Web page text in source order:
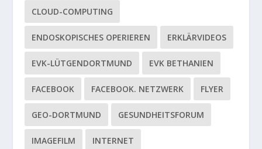
CLOUD-COMPUTING
ENDOSKOPISCHES OPERIEREN ERKLÄRVIDEOS
EVK-LÜTGENDORTMUND EVK BETHANIEN
FACEBOOK FACEBOOK. NETZWERK FLYER
GEO-DORTMUND GESUNDHEITSFORUM
IMAGEFILM INTERNET